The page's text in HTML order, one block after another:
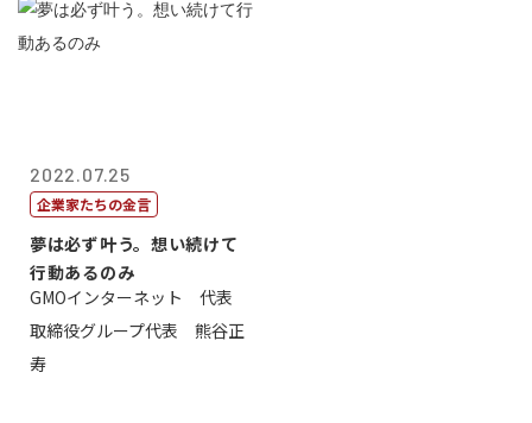
2022.07.25
企業家たちの金言
夢は必ず叶う。想い続けて
行動あるのみ
GMOインターネット 代表
取締役グループ代表 熊谷正
寿